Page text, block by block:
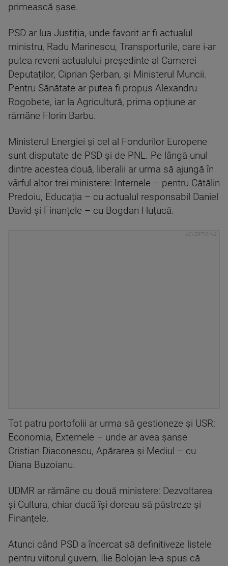
primească șase.
PSD ar lua Justiția, unde favorit ar fi actualul
ministru, Radu Marinescu, Transporturile, care i-ar
putea reveni actualului președinte al Camerei
Deputaților, Ciprian Șerban, și Ministerul Muncii.
Pentru Sănătate ar putea fi propus Alexandru
Rogobete, iar la Agricultură, prima opțiune ar
rămâne Florin Barbu.
Ministerul Energiei și cel al Fondurilor Europene
sunt disputate de PSD și de PNL. Pe lângă unul
dintre acestea două, liberalii ar urma să ajungă în
vârful altor trei ministere: Internele – pentru Cătălin
Predoiu, Educația – cu actualul responsabil Daniel
David și Finanțele – cu Bogdan Huțucă.
Tot patru portofolii ar urma să gestioneze și USR:
Economia, Externele – unde ar avea șanse
Cristian Diaconescu, Apărarea și Mediul – cu
Diana Buzoianu.
UDMR ar rămâne cu două ministere: Dezvoltarea
și Cultura, chiar dacă își doreau să păstreze și
Finanțele.
Atunci când PSD a încercat să definitiveze listele
pentru viitorul guvern, Ilie Bolojan le-a spus că